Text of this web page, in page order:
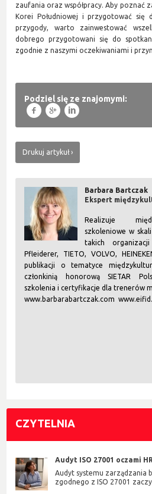
zaufania oraz współpracy. Aby poznać
Korei Południowej i przygotować się
przygody, warto zainwestować
dobrego przygotowani się do
zgodnie z naszymi oczekiwaniami i
Podziel się ze znajomymi:
f g l
Drukuj artykuł
Barbara Bartczak
Ekspert
Realizuje
szkoleniowe w
takich
Pfleiderer, TIETO, VOLVO,
publikacji o tematyce
członkinią honorową SIETAR
szkolenia i certyfikacje dla trenerów
www.barbarabartczak.com
CZYTELNIA
Audyt ISO 27001 oczami
Audyt systemu zarządzania
zgodnego z ISO 27001